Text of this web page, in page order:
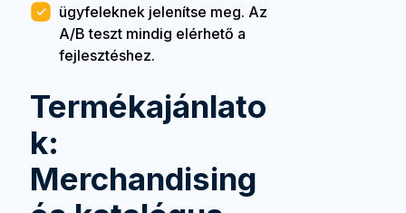
ügyfeleknek jelenítse meg. Az
A/B teszt mindig elérhető a
fejlesztéshez.
Termékajánlato
k:
Merchandising